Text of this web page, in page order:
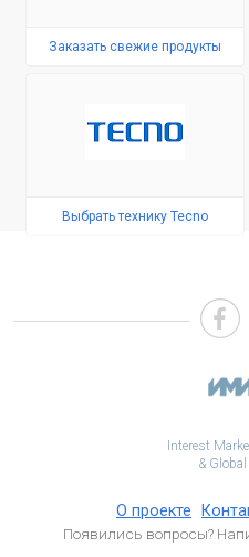
Заказать свежие продукты
Выбрать технику Tecno
Interest
&
О проекте
Появились вопросы?